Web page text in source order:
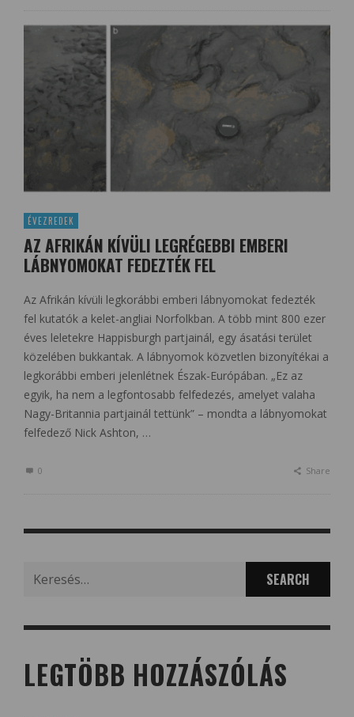
ÉVEZREDEK
AZ AFRIKÁN KÍVÜLI LEGRÉGEBBI EMBERI
LÁBNYOMOKAT FEDEZTÉK FEL
Az Afrikán kívüli legkorábbi emberi lábnyomokat fedezték
fel kutatók a kelet-angliai Norfolkban. A több mint 800 ezer
éves leletekre Happisburgh partjainál, egy ásatási terület
közelében bukkantak. A lábnyomok közvetlen bizonyítékai a
legkorábbi emberi jelenlétnek Észak-Európában. „Ez az
egyik, ha nem a legfontosabb felfedezés, amelyet valaha
Nagy-Britannia partjainál tettünk” – mondta a lábnyomokat
felfedező Nick Ashton, …
0 Share
for:
LEGTÖBB HOZZÁSZÓLÁS